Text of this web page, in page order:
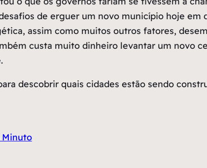
de erguer um novo município hoje
assim como muitos outros fatores,
custa muito dinheiro levantar um novo
descobrir quais cidades estão sendo
Minuto